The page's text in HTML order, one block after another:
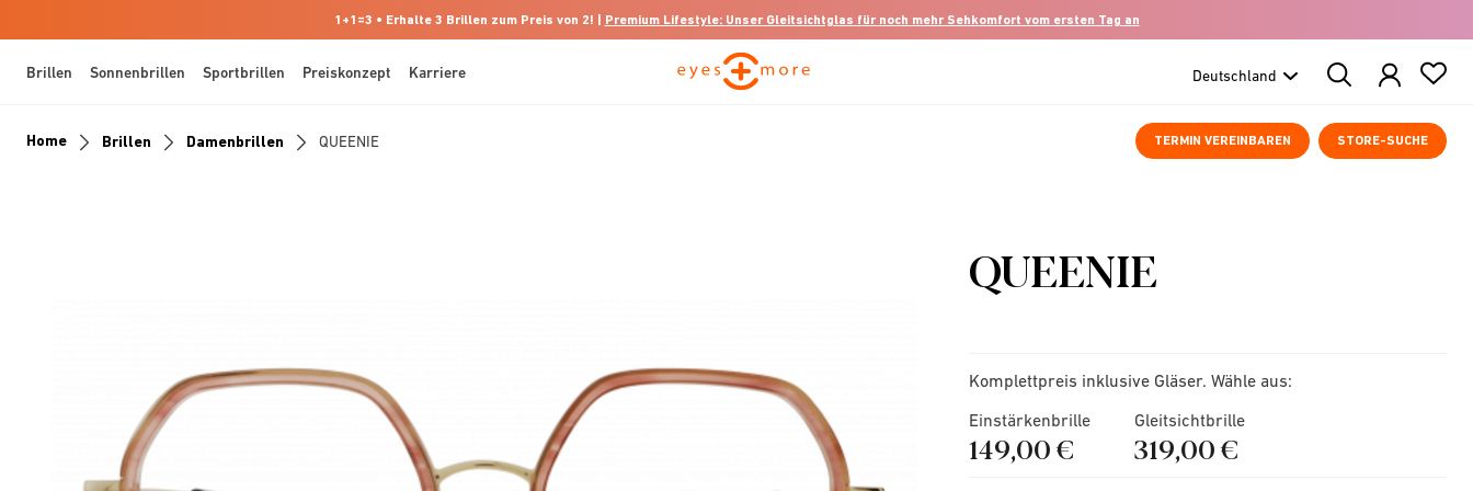
1+1=3 • Erhalte 3 Brillen zum Preis von 2! | Premium Lifestyle: Unser Gleitsichtglas für noch mehr Sehkomfort vom ersten Tag an
Brillen Sonnenbrillen Sportbrillen Preiskonzept Karriere
Search
Products
TERMIN VEREINBAREN STORE-SUCHE
Home Brillen Damenbrillen QUEENIE
QUEENIE
Komplettpreis inklusive Gläser. Wähle aus:
Einstärkenbrille
149,00 €
Gleitsichtbrille
319,00 €